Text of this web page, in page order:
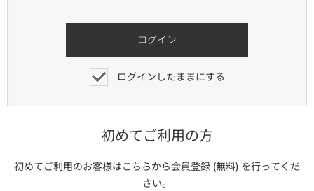
ログインしたままにする
初めてご利用の方
初めてご利用のお客様はこちらから会員登録 (無料) を行ってくだ
さい。